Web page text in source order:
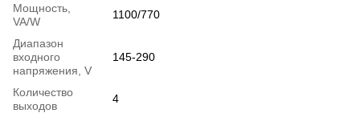
Мощность,
VA/W
1100/770
Диапазон
входного
напряжения, V
145-290
Количество
выходов
4